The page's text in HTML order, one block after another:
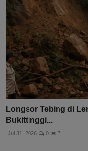
Longsor Tebing di
Bukittinggi...
Jul 31, 2026 0 7